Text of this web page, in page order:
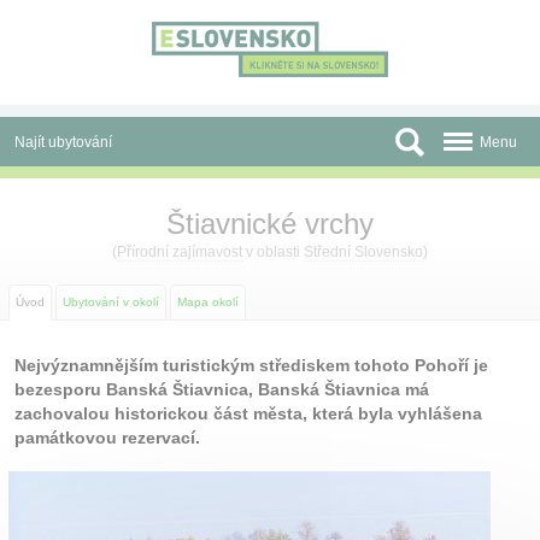
Najít ubytování
Slevy a Last Minute
Autobusové zájezdy
Před cestou
Atrakce
Menu
Štiavnické vrchy
( Přírodní zajímavost v oblasti Střední Slovensko)
Úvod Ubytování v okolí Mapa okolí
Nejvýznamnějším turistickým střediskem tohoto Pohoří je
bezesporu Banská Štiavnica, Banská Štiavnica má
zachovalou historickou část města, která byla vyhlášena
památkovou rezervací.